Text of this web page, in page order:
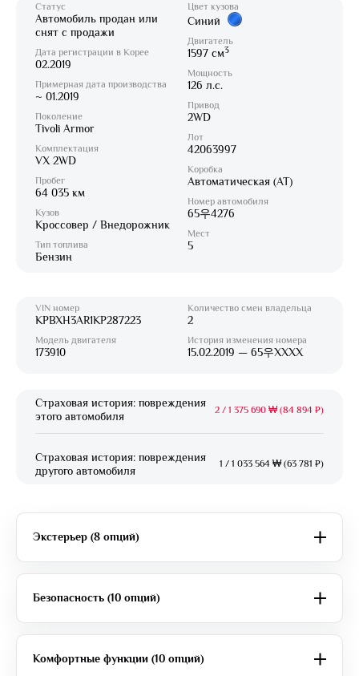
Статус
Автомобиль продан или
снят с продажи
Дата регистрации в Корее
02.2019
Примерная дата производства
~ 01.2019
Поколение
Tivoli Armor
Комплектация
VX 2WD
Пробег
64 035 км
Кузов
Кроссовер / Внедорожник
Тип топлива
Бензин
Цвет кузова
Синий
Двигатель
1597 см3
Мощность
126 л.с.
Привод
2WD
Лот
42063997
Коробка
Автоматическая (AT)
Номер автомобиля
65우4276
Мест
5
VIN номер
KPBXH3AR1KP287223
Модель двигателя
173910
Количество смен владельца
2
История изменения номера
15.02.2019 — 65우XXXX
Страховая история: повреждения
этого автомобиля
2 / 1 375 690 ₩ (84 894 ₽)
Страховая история: повреждения
другого автомобиля
1 / 1 033 564 ₩ (63 781 ₽)
Экстерьер (8 опций)
Безопасность (10 опций)
Комфортные функции (10 опций)